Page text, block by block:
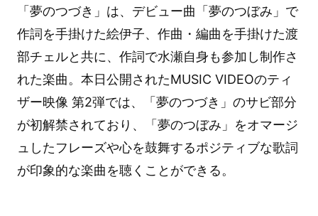
「夢のつづき」は、デビュー曲「夢のつぼみ」で
作詞を手掛けた絵伊子、作曲・編曲を手掛けた渡
部チェルと共に、作詞で水瀬自身も参加し制作さ
れた楽曲。本日公開されたMUSIC VIDEOのティ
ザー映像 第2弾では、「夢のつづき」のサビ部分
が初解禁されており、「夢のつぼみ」をオマージ
ュしたフレーズや⼼を鼓舞するポジティブな歌詞
が印象的な楽曲を聴くことができる。